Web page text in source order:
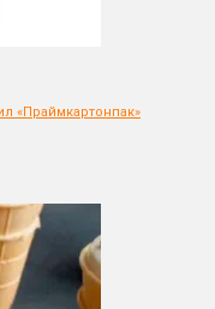
«Праймкартонпак»